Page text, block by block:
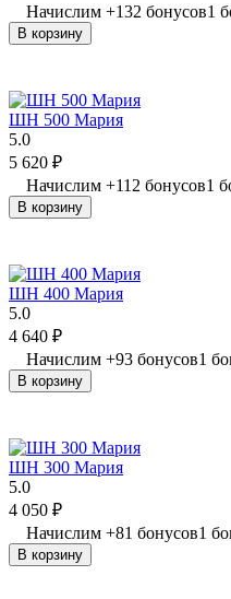
Начислим +132 бонусов1
В корзину
ШН 500 Мария
5.0
5 620 ₽
Начислим +112 бонусов1
В корзину
ШН 400 Мария
5.0
4 640 ₽
Начислим +93 бонусов1
В корзину
ШН 300 Мария
5.0
4 050 ₽
Начислим +81 бонусов1
В корзину